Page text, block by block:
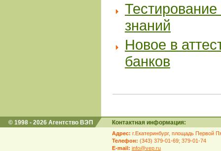
знаний
Новое в
банков
© 1998 - 2026 Агентство ВЭП Контактная информация:
Адрес: г.Екатеринбург, площадь Первой
Телефон: (343) 379-01-69; 379-01-74
E-mail: info@vep.ru